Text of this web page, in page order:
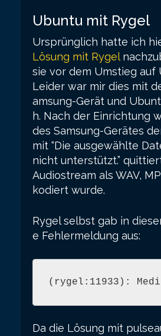
Ubuntu mit Rygel
Ursprünglich hatte ich
Lösung mit Rygel
sie vor dem Umstieg auf
Leider war mir dies mit
amsung-Gerät und
h. Nach der Einrichtung
des Samsung-Gerätes
mit “Die ausgewählte
nicht unterstützt.”
Audiostream als WAV,
kodiert wurde.
Rygel selbst gab in
e Fehlermeldung aus:
(rygel:11933):
Da die Lösung mit